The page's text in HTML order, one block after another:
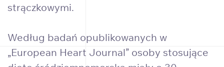
strączkowymi.
Według badań opublikowanych w
„European Heart Journal” osoby stosujące